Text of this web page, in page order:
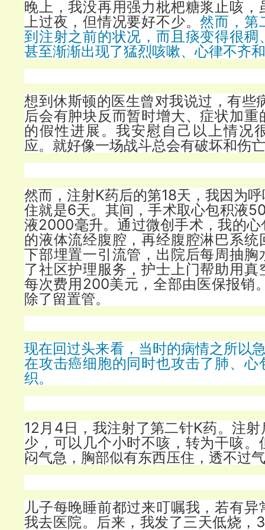
晚上，我没再用强力枇杷糖浆止咳，
上过夜，但情况要好不少。然而，第
到注射之前的状况，而且痰变得很稠
甚至渐渐出现了猛烈咳嗽、心律不齐
想到休斯顿的医生曾对我说过，有些
后会有肿块反而暂时增大、症状加重
的假性进展。我安慰自己以上情况
应。就好像一场战斗总会有破坏和伤
然而，注射K药后的第18天，我因为
住就是6天。其间，手术取心包积液
液2000毫升。通过微创手术，我的
的液体流经腹腔，再经腹腔淋巴系统
下部埋置一引流管，出院后每周抽胸
了社区护理服务，护士上门帮助用真
每次费用200美元，全部由医保报销
除了留置管。
现在回过头来看，当时的病情之所以
在攻击癌细胞的同时也攻击了肺、心
织。
12月4日，我注射了第二针K药。注
少，可以几个小时不咳，转为干咳。
闷气急，胸部似有东西压住，透不过
儿子每晚睡前都过来叮嘱我，若有
我去医院。后来，我发了三天低烧，